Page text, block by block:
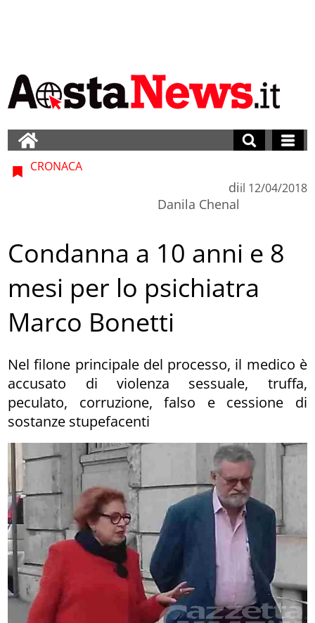
CRONACA
di
Danila Chenal
il 12/04/2018
Condanna a 10 anni e 8
mesi per lo psichiatra
Marco Bonetti
Nel filone principale del processo, il medico è
accusato di violenza sessuale, truffa,
peculato, corruzione, falso e cessione di
sostanze stupefacenti